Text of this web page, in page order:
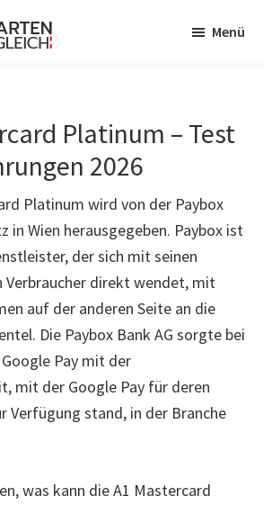
Menü
Platinum – Test
2026
Platinum wird von der Paybox
in Wien herausgegeben. Paybox ist
der sich mit seinen
Verbraucher direkt wendet, mit
auf der anderen Seite an die
Die Paybox Bank AG sorgte bei
Pay mit der
mit der Google Pay für deren
Verfügung stand, in der Branche
was kann die A1 Mastercard